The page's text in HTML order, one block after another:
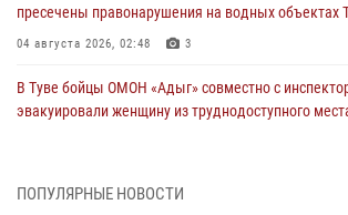
пресечены правонарушения на водных объектах
04 августа 2026, 02:48 3
В Туве бойцы ОМОН «Адыг» совместно с
эвакуировали женщину из труднодоступного
Росгвардия проверила организацию отдыха детей
ПОПУЛЯРНЫЕ НОВОСТИ